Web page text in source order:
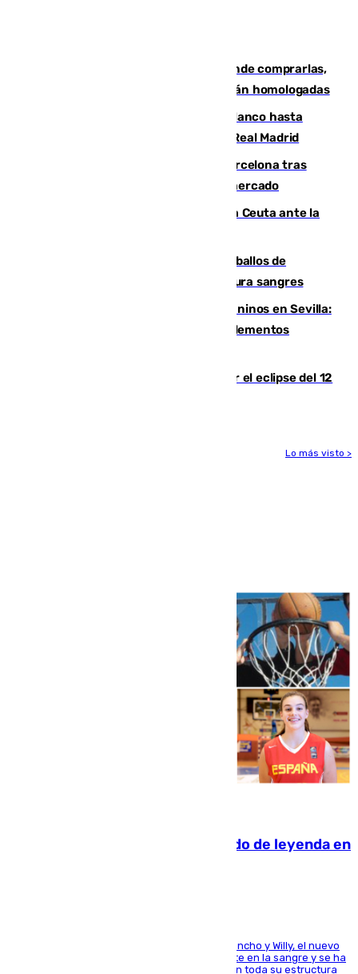
Gafas para el eclipse solar 2026: dónde comprarlas,
dónde conseguirlas y cómo saber si están homologadas
Vinícius Júnior seguirá vestido de blanco hasta
2032 tras cerrar su renovación con el Real Madrid
Rodrigo negocia su fichaje por el Barcelona tras
romper con el Madrid y revoluciona el mercado
El Rey traslada a Vivas su respaldo a Ceuta ante la
El primer ciclo de las carreras de caballos de
Sanlúcar arranca este sábado con 27 pura sangres
Continúan los cierres de parques caninos en Sevilla:
se detectan alimentos que contienen elementos
Estos son los mejores sitios para ver el eclipse del 12
Lo más visto >
La familia Hernangómez: un legado de leyenda en
Desde los padres hasta la hermana junto a Francho y Willy, el nuevo
jugador del Unicaja lleva este magnífico deporte en la sangre y se ha
ido inculcando de generación en generación en toda su estructura